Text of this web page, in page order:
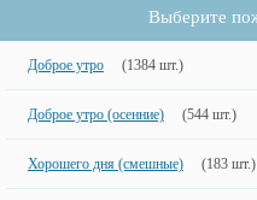
Выберите
Доброе утро (1384 шт.)
Доброе утро (осенние) (544 шт.)
Хорошего дня (смешные) (183 шт.)